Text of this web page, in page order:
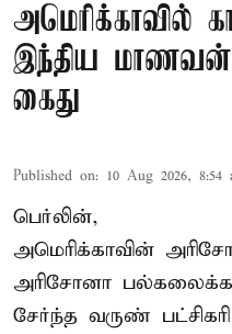
அமெரிக்காவில்
இந்திய மாணவன்
கைது
Published on: 10 Aug 2026, 8:54
பெர்லின்,
அமெரிக்காவின்
அரிசோனா
சேர்ந்த வருண்